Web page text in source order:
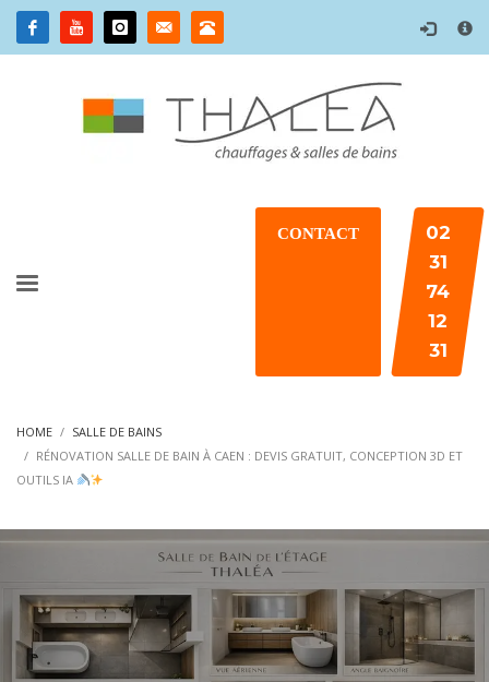
×
CONTACT
02
31
74
12
31
HOME
SALLE DE BAINS
RÉNOVATION SALLE DE BAIN À CAEN : DEVIS GRATUIT, CONCEPTION 3D ET
OUTILS IA